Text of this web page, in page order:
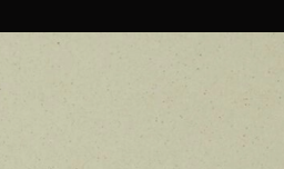
パーソ
ービス
サブカ